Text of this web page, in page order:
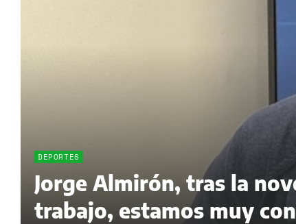
DEPORTES
Jorge Almirón, tras la
trabajo, estamos muy